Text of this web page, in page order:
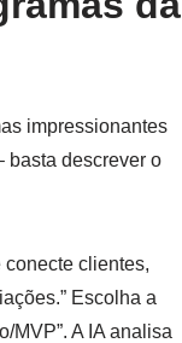
impressionantes
basta descrever o
clientes,
Escolha a
MVP”. A IA analisa